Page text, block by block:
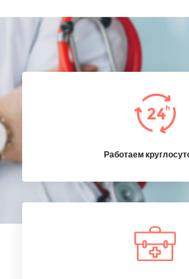
Работаем